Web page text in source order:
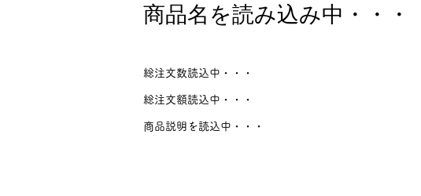
商品名を読み込み中・・・
総注文数読込中・・・
総注文額読込中・・・
商品説明を読込中・・・